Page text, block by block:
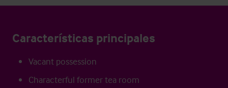
Características principales
Vacant possession
Characterful former tea room